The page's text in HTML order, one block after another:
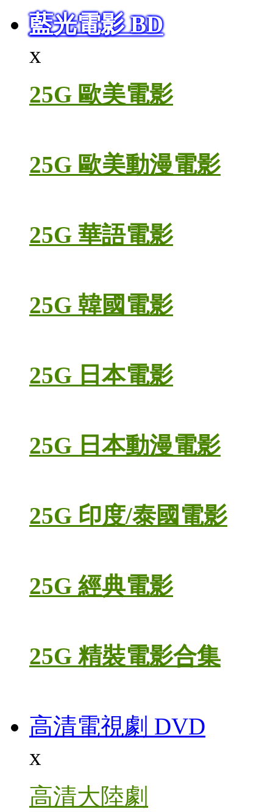
藍光電影 BD
x
25G 歐美電影
25G 歐美動漫電影
25G 華語電影
25G 韓國電影
25G 日本電影
25G 日本動漫電影
25G 印度/泰國電影
25G 經典電影
25G 精裝電影合集
高清電視劇 DVD
x
高清大陸劇